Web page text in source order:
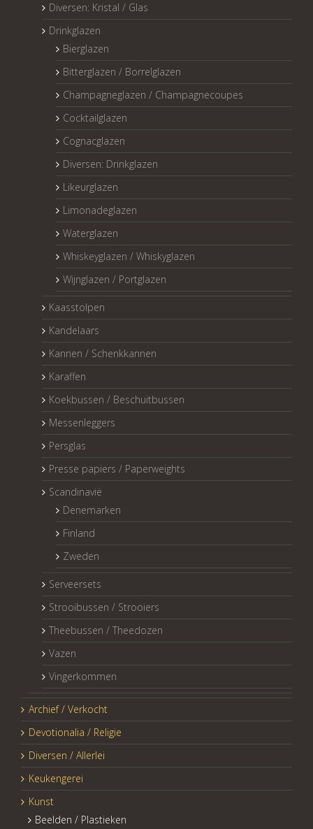
Diversen: Kristal / Glas
Drinkglazen
Bierglazen
Bitterglazen / Borrelglazen
Champagneglazen / Champagnecoupes
Cocktailglazen
Cognacglazen
Diversen: Drinkglazen
Likeurglazen
Limonadeglazen
Waterglazen
Whiskeyglazen / Whiskyglazen
Wijnglazen / Portglazen
Kaasstolpen
Kandelaars
Kannen / Schenkkannen
Karaffen
Koekbussen / Beschuitbussen
Messenleggers
Persglas
Presse papiers / Paperweights
Scandinavië
Denemarken
Finland
Zweden
Serveersets
Strooibussen / Strooiers
Theebussen / Theedozen
Vazen
Vingerkommen
Archief / Verkocht
Devotionalia / Religie
Diversen / Allerlei
Keukengerei
Kunst
Beelden / Plastieken